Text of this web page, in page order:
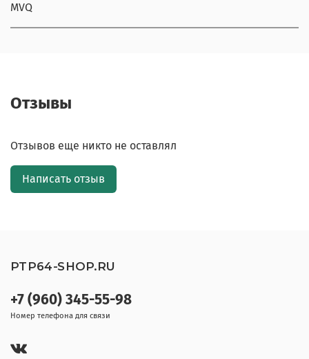
MVQ
Отзывы
Отзывов еще никто не оставлял
Написать отзыв
+7 (960) 345-55-98
Номер телефона для связи
PTP64-SHOP.RU